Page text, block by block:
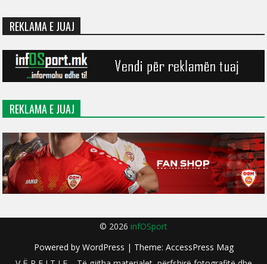
REKLAMA E JUAJ
REKLAMA E JUAJ
© 2026 infOSport
Powered by WordPress | Theme: AccessPress Mag